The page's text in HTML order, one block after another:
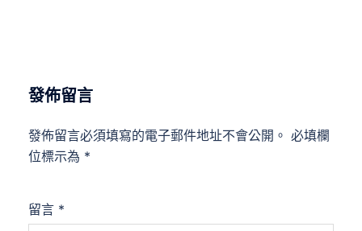
發佈留言
發佈留言必須填寫的電子郵件地址不會公開。 必填欄
位標示為 *
留言 *